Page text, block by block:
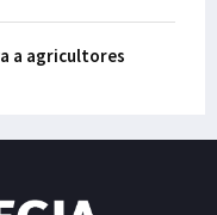
a agricultores